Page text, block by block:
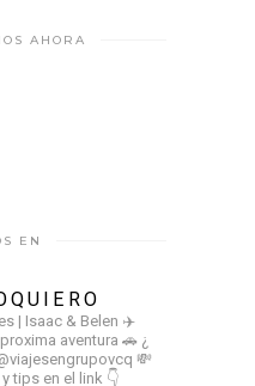
AHORA
EN
| Isaac & Belen ✈️
aventura 🚗 ¿
💸
tips en el link 👇